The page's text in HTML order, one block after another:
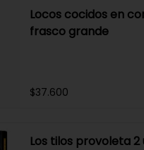
Locos cocidos en
frasco grande
$37.600
Los tilos provoleta 2